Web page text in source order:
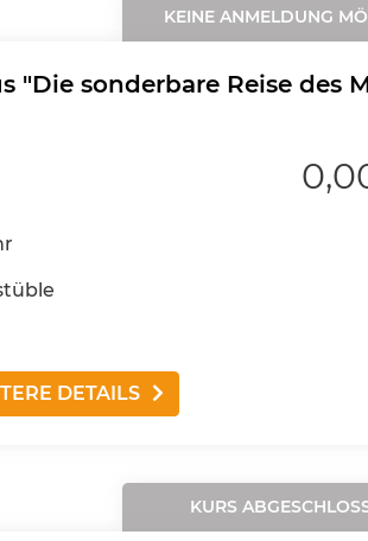
KEINE ANMELDUNG
"Die sonderbare Reise des
DETAILS
KURS